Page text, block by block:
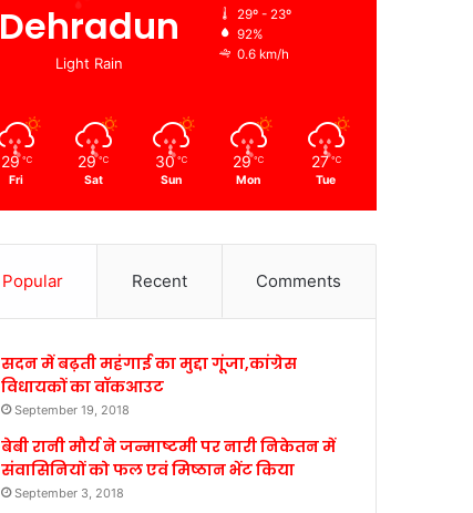
Dehradun
Light Rain
29º - 23º
92%
0.6 km/h
29 ℃
Fri
29 ℃
Sat
30 ℃
Sun
29 ℃
Mon
27 ℃
Tue
Popular Recent Comments
सदन में बढ़ती महंगाई का मुद्दा गूंजा,कांग्रेस
विधायकों का वॉकआउट
September 19, 2018
बेबी रानी मौर्य ने जन्माष्टमी पर नारी निकेतन में
संवासिनियों को फल एवं मिष्ठान भेंट किया
September 3, 2018